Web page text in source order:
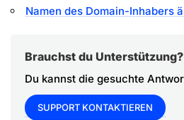
Namen des Domain-Inhabers
Brauchst du Unterstützung?
Du kannst die gesuchte
SUPPORT KONTAKTIEREN